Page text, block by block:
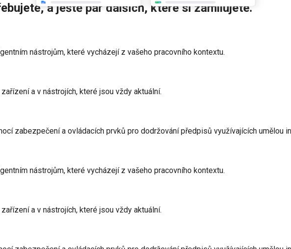
a ještě pár dalších, které si zamilujete.
nástrojům, které vycházejí z vašeho pracovního kontextu.
a v nástrojích, které jsou vždy aktuální.
zabezpečení a ovládacích prvků pro dodržování předpisů využívajících umělou
nástrojům, které vycházejí z vašeho pracovního kontextu.
a v nástrojích, které jsou vždy aktuální.